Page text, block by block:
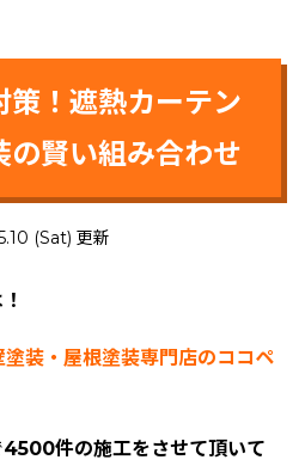
策！遮熱カーテン
の賢い組み合わせ
(Sat) 更新
装・屋根塗装専門店のココペ
4500件の施工をさせて頂いて